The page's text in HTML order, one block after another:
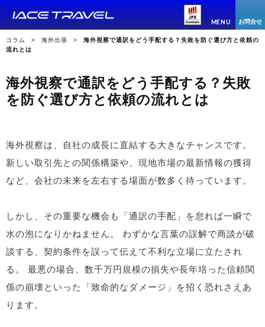
MENU お問合せ
コラム 海外出張
海外視察で通訳をどう手配する？失敗を防ぐ選び方と依頼の
流れとは
海外視察で通訳をどう手配する？失敗
を防ぐ選び方と依頼の流れとは
海外視察は、自社の成長に直結する大きなチャンスです。
新しい取引先との関係構築や、現地市場の最新情報の獲得
など、会社の未来を左右する場面が数多く待っています。
しかし、その重要な機会も「通訳の手配」を怠れば一瞬で
水の泡になりかねません。 わずかな言葉の誤解で商談が破
談する、契約条件を誤って伝えて不利な立場に立たされ
る。 最悪の場合、数千万円規模の損失や長年培った信頼関
係の崩壊といった「致命的なダメージ」を招く恐れさえあ
ります。